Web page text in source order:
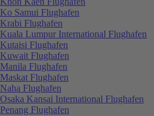
Ko Samui Flughafen
Krabi Flughafen
Kuala Lumpur International Flughafen
Kutaisi Flughafen
Kuwait Flughafen
Manila Flughafen
Maskat Flughafen
Naha Flughafen
Osaka Kansai International Flughafen
Penang Flughafen